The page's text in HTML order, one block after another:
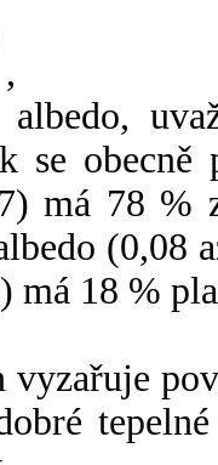
,
se
má 78 %
(0,08
má 18 %
vyzařuje